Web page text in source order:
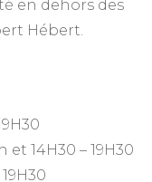
en dehors des
Hébert.
et 14H30 – 19H30